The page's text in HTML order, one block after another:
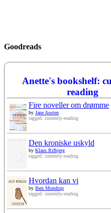
Goodreads
Anette's bookshelf:
reading
Fire noveller om drømme
by Jane Austen
tagged: currently-reading
Den kroniske uskyld
by Klaus Rifbjerg
tagged: currently-reading
Hvordan kan vi
by Iben Mondrup
tagged: currently-reading